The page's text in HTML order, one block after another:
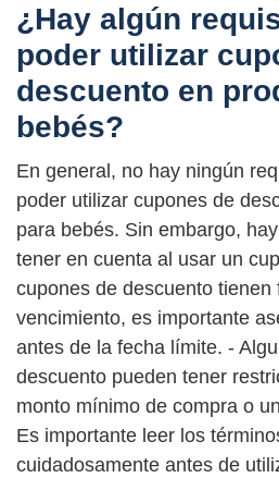
¿Hay algún
poder utilizar
descuento en
bebés?
En general, no hay ningún
poder utilizar cupones de
para bebés. Sin embargo,
tener en cuenta al usar un
cupones de descuento tienen
vencimiento, es importante
antes de la fecha límite. -
descuento pueden tener
monto mínimo de compra o
Es importante leer los
cuidadosamente antes de